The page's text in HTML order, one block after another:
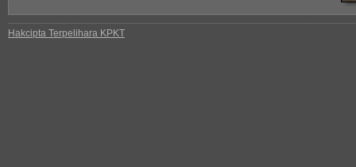
Hakcipta Terpelihara KPKT